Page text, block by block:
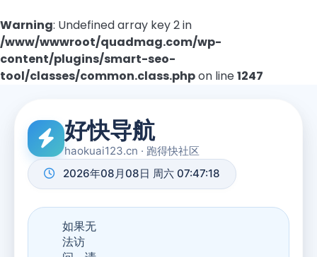
Warning: Undefined array key 2 in
/www/wwwroot/quadmag.com/wp-
content/plugins/smart-seo-
tool/classes/common.class.phpon line1247